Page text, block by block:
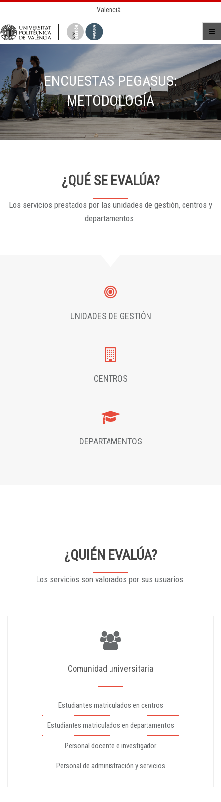
Valencià
ENCUESTAS PEGASUS:
METODOLOGÍA
¿QUÉ SE EVALÚA?
Los servicios prestados por las unidades de gestión, centros y
departamentos.
UNIDADES DE GESTIÓN
CENTROS
DEPARTAMENTOS
¿QUIÉN EVALÚA?
Los servicios son valorados por sus usuarios.
Comunidad universitaria
Estudiantes matriculados en centros
Estudiantes matriculados en departamentos
Personal docente e investigador
Personal de administración y servicios